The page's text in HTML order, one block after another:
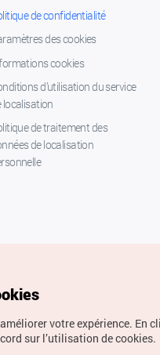
de confidentialité
des cookies
cookies
d’utilisation du service
localisation
de traitement des
de localisation
votre expérience. En
sur l’utilisation de cookies.